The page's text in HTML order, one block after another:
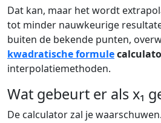
Dat kan, maar het wordt
tot minder nauwkeurige
buiten de bekende punten,
kwadratische formule
interpolatiemethoden.
Wat gebeurt er als x₁
De calculator zal je